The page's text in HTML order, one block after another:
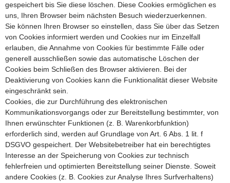
gespeichert bis Sie diese löschen. Diese Cookies ermöglichen es
uns, Ihren Browser beim nächsten Besuch wiederzuerkennen.
Sie können Ihren Browser so einstellen, dass Sie über das Setzen
von Cookies informiert werden und Cookies nur im Einzelfall
erlauben, die Annahme von Cookies für bestimmte Fälle oder
generell ausschließen sowie das automatische Löschen der
Cookies beim Schließen des Browser aktivieren. Bei der
Deaktivierung von Cookies kann die Funktionalität dieser Website
eingeschränkt sein.
Cookies, die zur Durchführung des elektronischen
Kommunikationsvorgangs oder zur Bereitstellung bestimmter, von
Ihnen erwünschter Funktionen (z. B. Warenkorbfunktion)
erforderlich sind, werden auf Grundlage von Art. 6 Abs. 1 lit. f
DSGVO gespeichert. Der Websitebetreiber hat ein berechtigtes
Interesse an der Speicherung von Cookies zur technisch
fehlerfreien und optimierten Bereitstellung seiner Dienste. Soweit
andere Cookies (z. B. Cookies zur Analyse Ihres Surfverhaltens)